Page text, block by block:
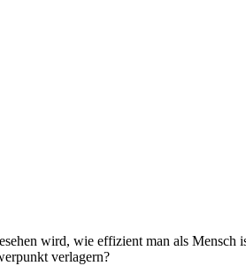
wird, wie effizient man als
verlagern?